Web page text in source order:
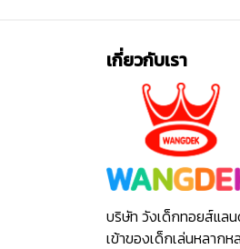
เกี่ยวกับเรา
บริษัท วังเด็กทอยส์แล
เข้าของเด็กเล่นหลาก